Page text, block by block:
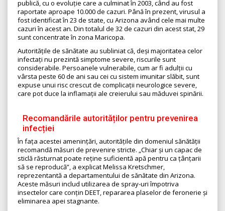
publică, cu o evoluție care a culminat în 2003, când au fost
raportate aproape 10.000 de cazuri. Până în prezent, virusul a
fost identificat în 23 de state, cu Arizona având cele mai multe
cazuri în acest an. Din totalul de 32 de cazuri din acest stat, 29
sunt concentrate în zona Maricopa.
Autoritățile de sănătate au subliniat că, deși majoritatea celor
infectați nu prezintă simptome severe, riscurile sunt
considerabile. Persoanele vulnerabile, cum ar fi adulții cu
vârsta peste 60 de ani sau cei cu sistem imunitar slăbit, sunt
expuse unui risc crescut de complicații neurologice severe,
care pot duce la inflamații ale creierului sau măduvei spinării.
Recomandările autorităților pentru prevenirea
infecției
În fața acestei amenințări, autoritățile din domeniul sănătății
recomandă măsuri de prevenire stricte. „Chiar și un capac de
sticlă răsturnat poate reține suficientă apă pentru ca țânțarii
să se reproducă”, a explicat Melissa Kretschmer,
reprezentantă a departamentului de sănătate din Arizona.
Aceste măsuri includ utilizarea de spray-uri împotriva
insectelor care conțin DEET, repararea plaselor de feronerie și
eliminarea apei stagnante.